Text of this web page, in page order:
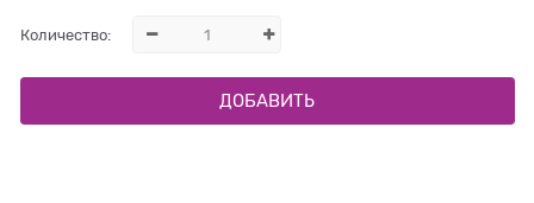
Количество:
ДОБАВИТЬ